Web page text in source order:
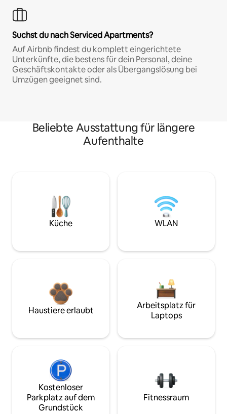
Suchst du nach Serviced Apartments?
Auf Airbnb findest du komplett eingerichtete
Unterkünfte, die bestens für dein Personal, deine
Geschäftskontakte oder als Übergangslösung bei
Umzügen geeignet sind.
Beliebte Ausstattung für längere
Aufenthalte
Küche WLAN
Haustiere erlaubt
Arbeitsplatz für
Laptops
Kostenloser
Parkplatz auf dem
Grundstück
Fitnessraum